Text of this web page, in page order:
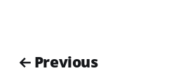
← Previous